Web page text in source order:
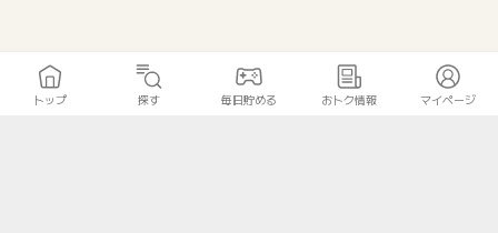
トップ 探す 毎日貯める おトク情報 マイページ